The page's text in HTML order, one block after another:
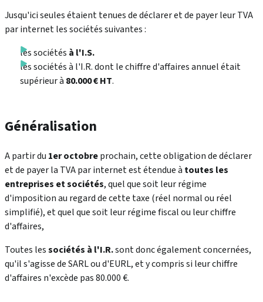
Jusqu'ici seules étaient tenues de déclarer et de payer leur TVA
par internet les sociétés suivantes :
les sociétés à l'I.S.
les sociétés à l'I.R. dont le chiffre d'affaires annuel était
supérieur à 80.000 € HT.
Généralisation
A partir du 1er octobreprochain, cette obligation de déclarer
et de payer la TVA par internet est étendue à toutes les
entreprises et sociétés, quel que soit leur régime
d'imposition au regard de cette taxe (réel normal ou réel
simplifié), et quel que soit leur régime fiscal ou leur chiffre
d'affaires,
Toutes lessociétés à l'I.R.sont donc également concernées,
qu'il s'agisse de SARL ou d'EURL, et y compris si leur chiffre
d'affaires n'excède pas 80.000 €.